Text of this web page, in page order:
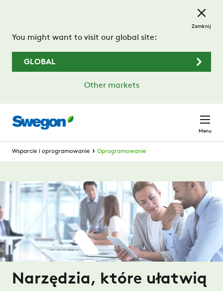
You might want to visit our global site:
GLOBAL
Other markets
Zamknij
Menu
Wsparcie i oprogramowanie Oprogramowanie
Narzędzia, które ułatwią